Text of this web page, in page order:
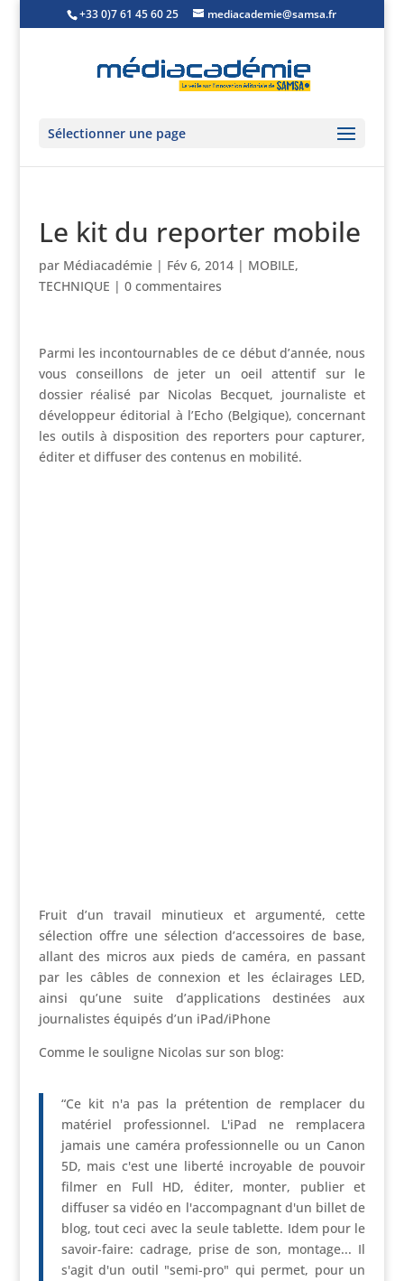
+33 0)7 61 45 60 25 mediacademie@samsa.fr
Sélectionner une page
Le kit du reporter mobile
par Médiacadémie| Fév 6, 2014| MOBILE,
TECHNIQUE | 0 commentaires
Parmi les incontournables de ce début d’année, nous
vous conseillons de jeter un oeil attentif sur le
dossier réalisé par Nicolas Becquet, journaliste et
développeur éditorial à l’Echo (Belgique), concernant
les outils à disposition des reporters pour capturer,
éditer et diffuser des contenus en mobilité.
Fruit d’un travail minutieux et argumenté, cette
sélection offre une sélection d’accessoires de base,
allant des micros aux pieds de caméra, en passant
par les câbles de connexion et les éclairages LED,
ainsi qu’une suite d’applications destinées aux
journalistes équipés d’un iPad/iPhone
Comme le souligne Nicolas sur son blog:
“Ce kit n'a pas la prétention de remplacer du
matériel professionnel. L'iPad ne remplacera
jamais une caméra professionnelle ou un Canon
5D, mais c'est une liberté incroyable de pouvoir
filmer en Full HD, éditer, monter, publier et
diffuser sa vidéo en l'accompagnant d'un billet de
blog, tout ceci avec la seule tablette. Idem pour le
savoir-faire: cadrage, prise de son, montage... Il
s'agit d'un outil "semi-pro" qui permet, pour un